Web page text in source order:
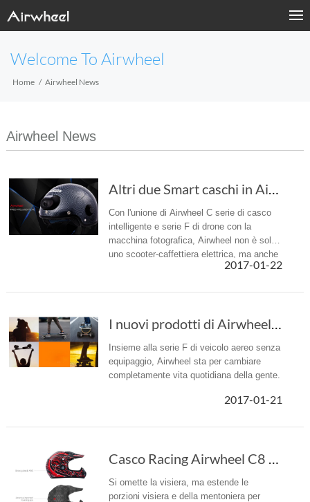
Welcome To Airwheel
Home Airwheel News
Airwheel News
Altri due Smart caschi in Airwheel — C6 e C8
Con l'unione di Airwheel C serie di casco
intelligente e serie F di drone con la
macchina fotografica, Airwheel non è solo
uno scooter-caffettiera elettrica, ma anche
un produttore specializzato di prodotti ad
2017-01-22
I nuovi prodotti di Airwheel accecante sono p...
Insieme alla serie F di veicolo aereo senza
equipaggio, Airwheel sta per cambiare
completamente vita quotidiana della gente.
2017-01-21
Casco Racing Airwheel C8 soddisfa esigenze pratiche e ricreative.
Si omette la visiera, ma estende le
porzioni visiera e della mentoniera per